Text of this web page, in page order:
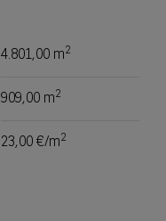
4.801,00 m2
909,00 m2
23,00 €/m2